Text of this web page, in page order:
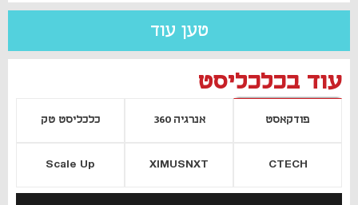
טען עוד
עוד בכלכליסט
פודקאסט אנרגיה 360 כלכליסט טק
CTECH
XIMUSNXT
Scale Up
נפתח בכרטיסייה חדשה חדשה